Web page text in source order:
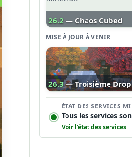
26.2 — Chaos Cubed
MISE À JOUR À VENIR
26.3 — Troisième Drop
ÉTAT DES SERVICES
Tous les services
Voir l’état des services